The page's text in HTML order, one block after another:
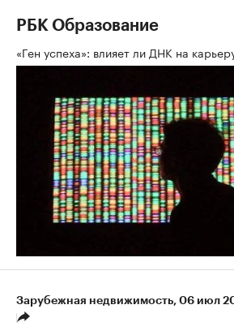
РБК Образование
«Ген успеха»: влияет ли ДНК на
Зарубежная недвижимость 06 июл